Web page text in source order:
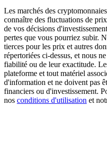
Deposit CASHCAT &
Share 500000
Exclusive for BitMart
Les marchés des
connaître des fluctuations de
de vos décisions
pertes que vous pourriez subir.
tierces pour les prix et autres
répertoriées ci-dessus, et nous
fiabilité ou de leur exactitude.
plateforme et tout matériel
d'information et ne doivent pas
financiers ou d'investissement.
nos conditions d'utilisation et